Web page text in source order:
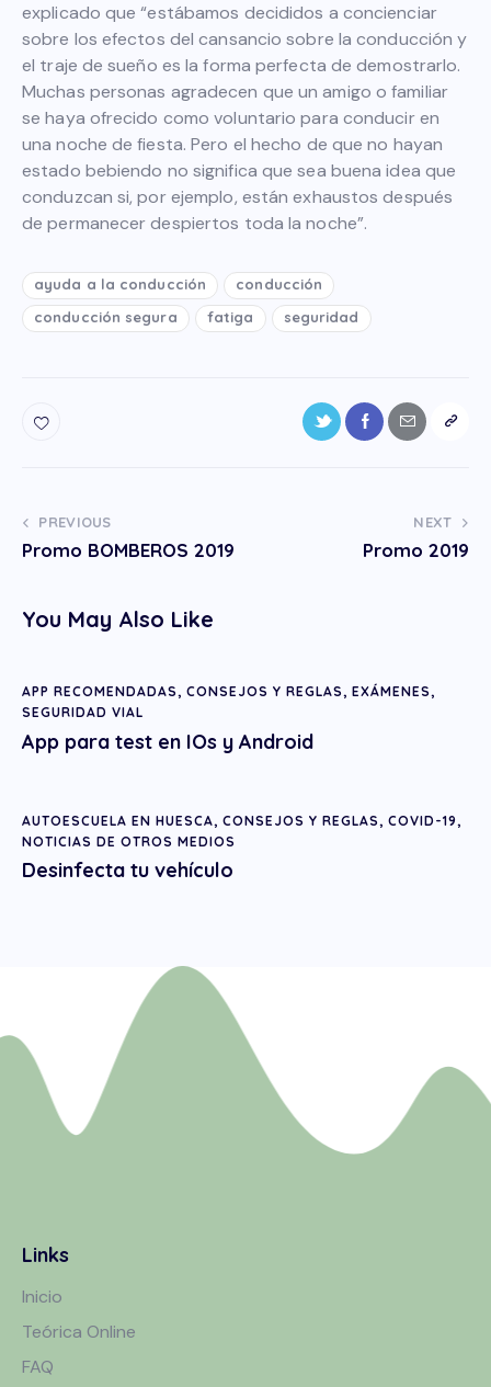
explicado que “estábamos decididos a concienciar
sobre los efectos del cansancio sobre la conducción y
el traje de sueño es la forma perfecta de demostrarlo.
Muchas personas agradecen que un amigo o familiar
se haya ofrecido como voluntario para conducir en
una noche de fiesta. Pero el hecho de que no hayan
estado bebiendo no significa que sea buena idea que
conduzcan si, por ejemplo, están exhaustos después
de permanecer despiertos toda la noche”.
ayuda a la conducción
conducción
conducción segura
fatiga seguridad
PREVIOUS
Promo BOMBEROS 2019
NEXT
Promo 2019
You May Also Like
APP RECOMENDADAS, CONSEJOS Y REGLAS, EXÁMENES,
SEGURIDAD VIAL
App para test en IOs y Android
AUTOESCUELA EN HUESCA, CONSEJOS Y REGLAS , COVID-19,
NOTICIAS DE OTROS MEDIOS
Desinfecta tu vehículo
Links
Inicio
Teórica Online
FAQ